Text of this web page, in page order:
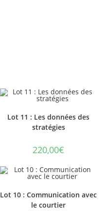
Lot 11 : Les données des
stratégies
220,00€
Lot 10 : Communication avec
le courtier